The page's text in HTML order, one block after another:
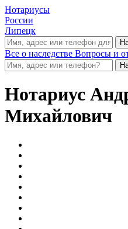
Нотариусы
России
Липецк
Все о наследстве Вопросы и
Нотариус
Михайлович